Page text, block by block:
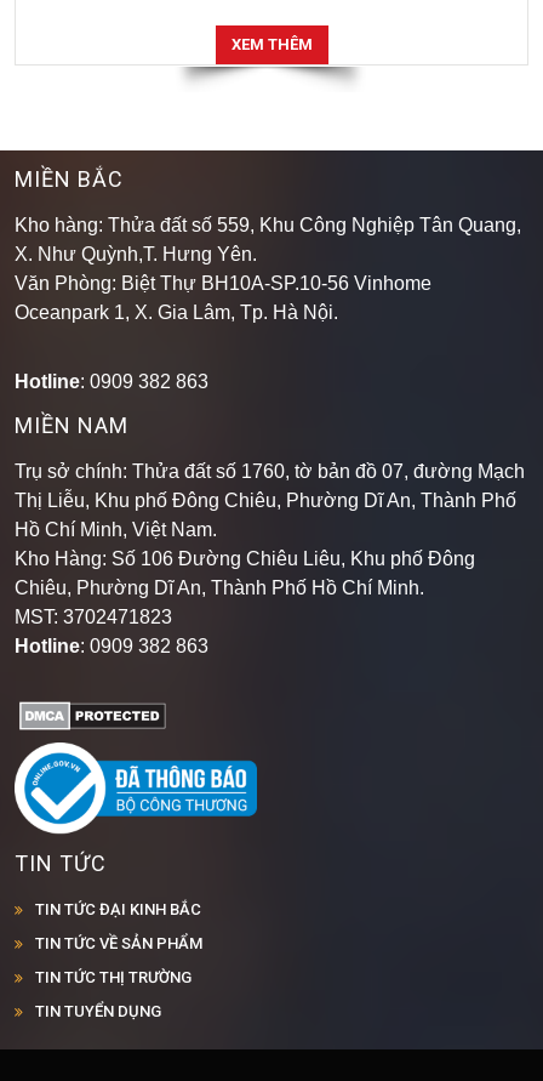
XEM THÊM
MIỀN BẮC
Kho hàng: Thửa đất số 559, Khu Công Nghiệp Tân Quang,
X. Như Quỳnh,T. Hưng Yên.
Văn Phòng: Biệt Thự BH10A-SP.10-56 Vinhome
Oceanpark 1, X. Gia Lâm, Tp. Hà Nội.
Hotline: 0909 382 863
MIỀN NAM
Trụ sở chính: Thửa đất số 1760, tờ bản đồ 07, đường Mạch
Thị Liễu, Khu phố Đông Chiêu, Phường Dĩ An, Thành Phố
Hồ Chí Minh, Việt Nam.
Kho Hàng: Số 106 Đường Chiêu Liêu, Khu phố Đông
Chiêu, Phường Dĩ An, Thành Phố Hồ Chí Minh.
MST: 3702471823
Hotline: 0909 382 863
TIN TỨC
TIN TỨC ĐẠI KINH BẮC
TIN TỨC VỀ SẢN PHẨM
TIN TỨC THỊ TRƯỜNG
TIN TUYỂN DỤNG